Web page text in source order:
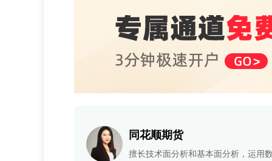
同花顺期货
擅长技术面分析和基本面分析，运用